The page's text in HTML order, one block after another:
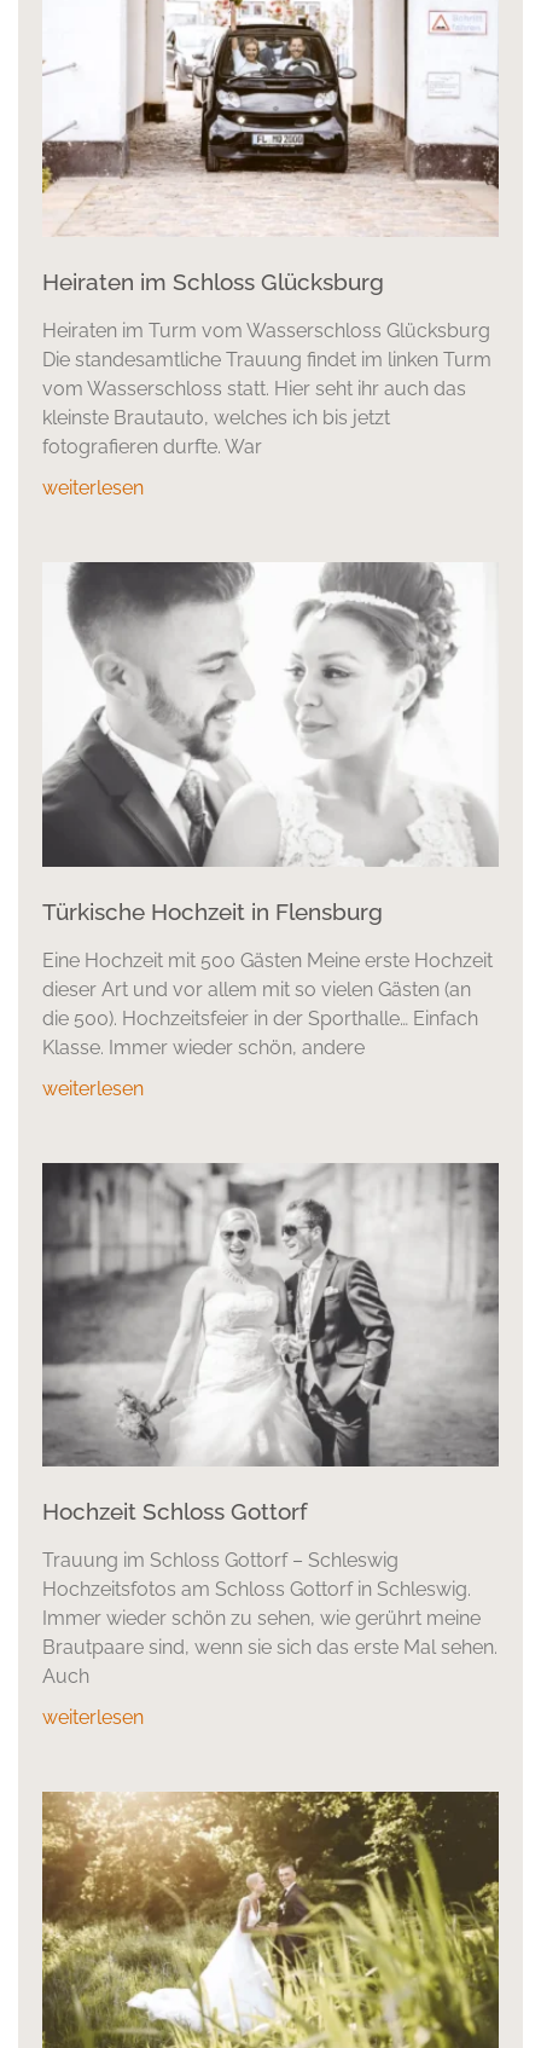
Heiraten im Schloss Glücksburg
Heiraten im Turm vom Wasserschloss Glücksburg
Die standesamtliche Trauung findet im linken Turm
vom Wasserschloss statt. Hier seht ihr auch das
kleinste Brautauto, welches ich bis jetzt
fotografieren durfte. War
weiterlesen
Türkische Hochzeit in Flensburg
Eine Hochzeit mit 500 Gästen Meine erste Hochzeit
dieser Art und vor allem mit so vielen Gästen (an
die 500). Hochzeitsfeier in der Sporthalle… Einfach
Klasse. Immer wieder schön, andere
weiterlesen
Hochzeit Schloss Gottorf
Trauung im Schloss Gottorf – Schleswig
Hochzeitsfotos am Schloss Gottorf in Schleswig.
Immer wieder schön zu sehen, wie gerührt meine
Brautpaare sind, wenn sie sich das erste Mal sehen.
Auch
weiterlesen